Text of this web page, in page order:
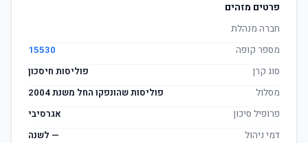
פרטים מזהים
חברה מנהלת
מספר קופה
15530
סוג קרן
פוליסות חיסכון
מסלול
פוליסות שהונפקו החל משנת 2004
פרופיל סיכון
אגרסיבי
דמי ניהול
— לשנה